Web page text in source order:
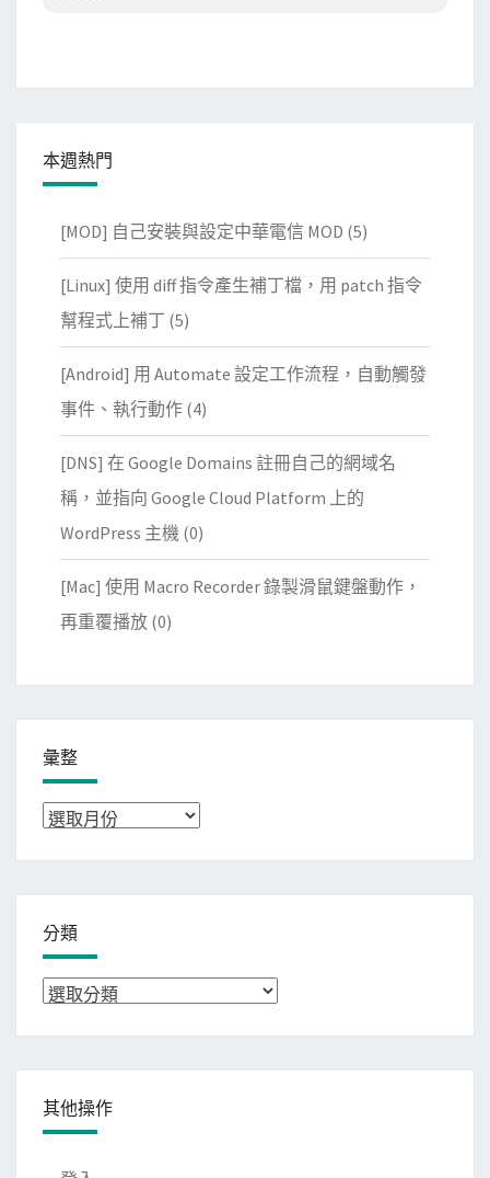
本週熱門
[MOD] 自己安裝與設定中華電信 MOD (5)
[Linux] 使用 diff 指令產生補丁檔，用 patch 指令
幫程式上補丁 (5)
[Android] 用 Automate 設定工作流程，自動觸發
事件、執行動作 (4)
[DNS] 在 Google Domains 註冊自己的網域名
稱，並指向 Google Cloud Platform 上的
WordPress 主機 (0)
[Mac] 使用 Macro Recorder 錄製滑鼠鍵盤動作，
再重覆播放 (0)
彙整
彙
分類
分
其他操作